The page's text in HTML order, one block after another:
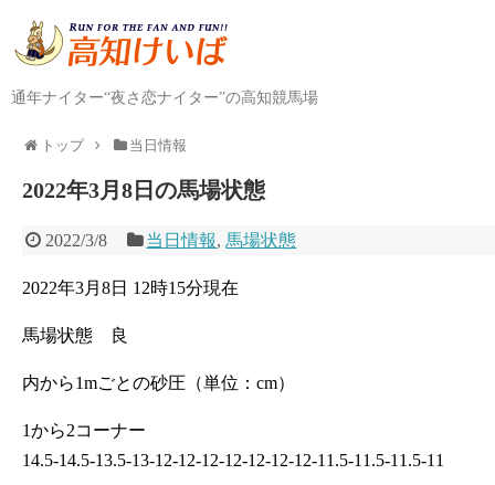
通年ナイター“夜さ恋ナイター”の高知競馬場
トップ 当日情報
2022年3月8日の馬場状態
2022/3/8 当日情報, 馬場状態
2022年3月8日 12時15分現在
馬場状態 良
内から1mごとの砂圧（単位：cm）
1から2コーナー
14.5-14.5-13.5-13-12-12-12-12-12-12-12-11.5-11.5-11.5-11